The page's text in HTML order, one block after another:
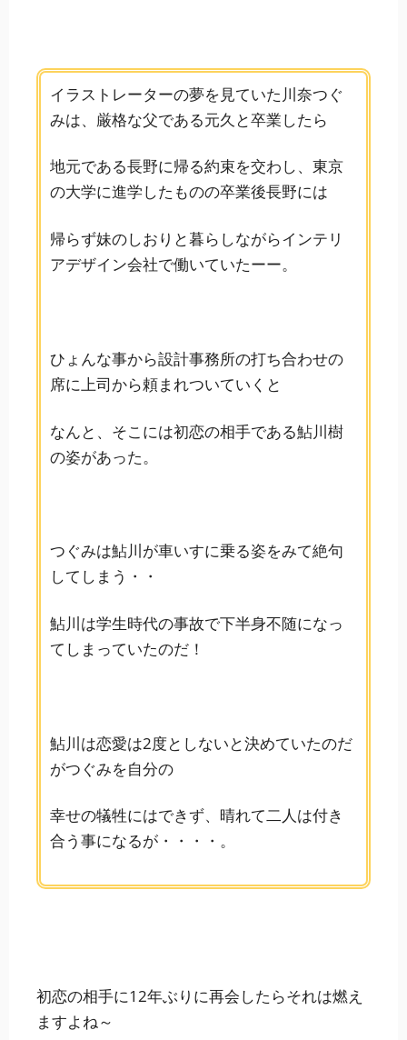
イラストレーターの夢を見ていた川奈つぐ
みは、厳格な父である元久と卒業したら
地元である長野に帰る約束を交わし、東京
の大学に進学したものの卒業後長野には
帰らず妹のしおりと暮らしながらインテリ
アデザイン会社で働いていたーー。
ひょんな事から設計事務所の打ち合わせの
席に上司から頼まれついていくと
なんと、そこには初恋の相手である鮎川樹
の姿があった。
つぐみは鮎川が車いすに乗る姿をみて絶句
してしまう・・
鮎川は学生時代の事故で下半身不随になっ
てしまっていたのだ！
鮎川は恋愛は2度としないと決めていたのだ
がつぐみを自分の
幸せの犠牲にはできず、晴れて二人は付き
合う事になるが・・・・。
初恋の相手に12年ぶりに再会したらそれは燃え
ますよね～